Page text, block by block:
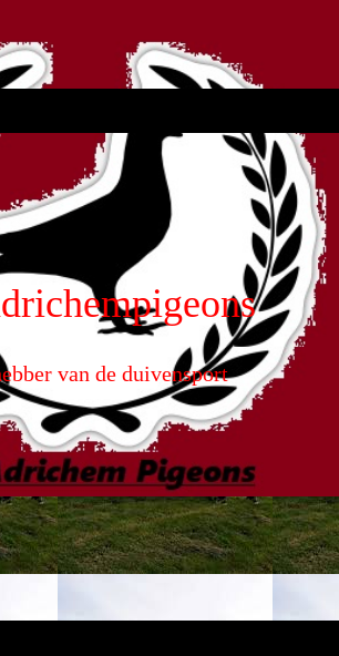
van de duivensport